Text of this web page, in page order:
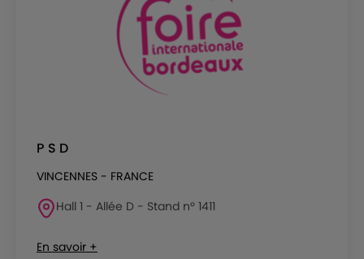
P S D
VINCENNES - FRANCE
Hall 1 - Allée D - Stand n° 1411
En savoir +